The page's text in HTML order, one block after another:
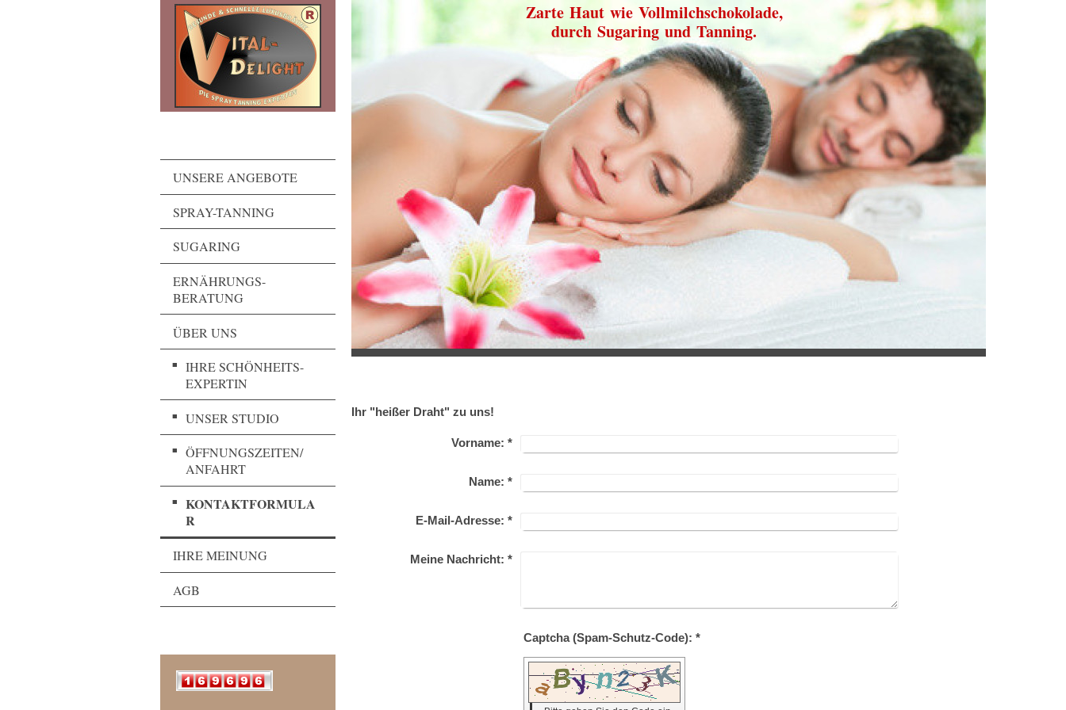
UNSERE ANGEBOTE
SPRAY-TANNING
SUGARING
ERNÄHRUNGS-
BERATUNG
ÜBER UNS
IHRE SCHÖNHEITS-
EXPERTIN
UNSER STUDIO
ÖFFNUNGSZEITEN/
ANFAHRT
KONTAKTFORMULA
R
IHRE MEINUNG
AGB
Zarte Haut wie Vollmilchschokolade,
durch Sugaring und Tanning.
Ihr "heißer Draht" zu uns!
Vorname: *
Name: *
E-Mail-Adresse: *
Meine Nachricht: *
Captcha (Spam-Schutz-Code): *